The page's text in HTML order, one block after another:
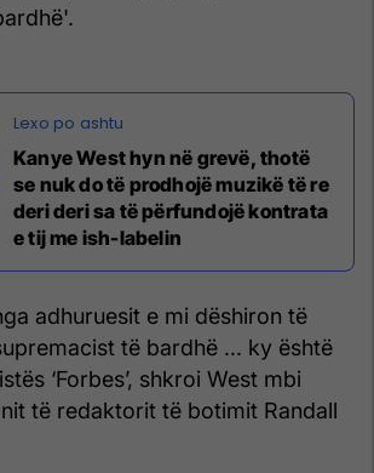
Kanye West hyn në grevë, thotë
se nuk do të prodhojë muzikë të re
deri deri sa të përfundojë kontrata
e tij me ish-labelin
adhuruesit e mi dëshiron të
të bardhë ... ky është
‘Forbes’, shkroi West mbi
të redaktorit të botimit Randall